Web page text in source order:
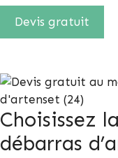
Devis gratuit
Choisissez
débarras